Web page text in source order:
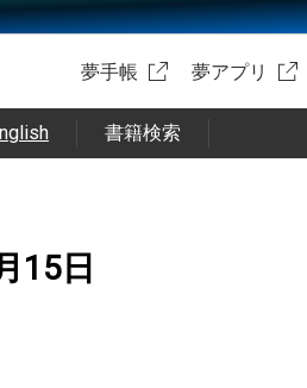
夢手帳 夢アプリ
書籍検索
15日